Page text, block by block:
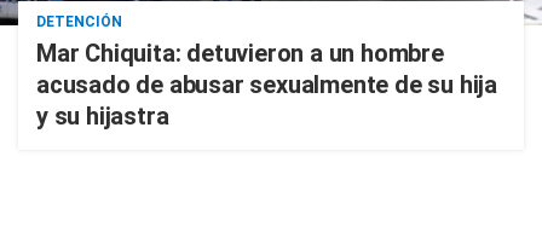
DETENCIÓN
Mar Chiquita: detuvieron a un hombre
acusado de abusar sexualmente de su hija
y su hijastra